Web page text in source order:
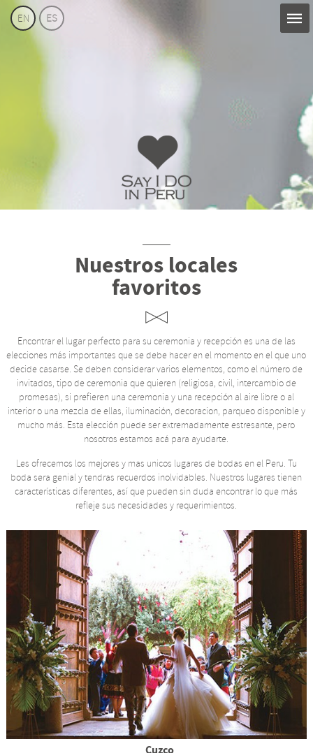
Say
EN ES
Nuestros locales
favoritos
Encontrar el lugar perfecto para su ceremonia y recepción es una de las
elecciones más importantes que se debe hacer en el momento en el que uno
decide casarse. Se deben considerar varios elementos, como el número de
invitados, tipo de ceremonia que quieren (religiosa, civil, intercambio de
promesas), si prefieren una ceremonia y una recepción al aire libre o al
interior o una mezcla de ellas, iluminación, decoracion, parqueo disponible y
mucho más. Esta elección puede ser extremadamente estresante, pero
nosotros estamos acá para ayudarte.
Les ofrecemos los mejores y mas unicos lugares de bodas en el Peru. Tu
boda sera genial y tendras recuerdos inolvidables. Nuestros lugares tienen
características diferentes, así que pueden sin duda encontrar lo que más
refleje sus necesidades y requerimientos.